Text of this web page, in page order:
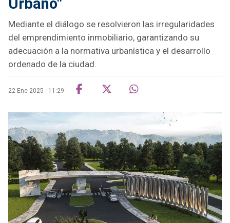
Urbano"
Mediante el diálogo se resolvieron las irregularidades
del emprendimiento inmobiliario, garantizando su
adecuación a la normativa urbanística y el desarrollo
ordenado de la ciudad.
22 Ene 2025 - 11:29